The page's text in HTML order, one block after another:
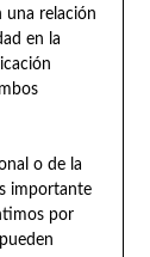
una relación
en la
o de la
importante
por